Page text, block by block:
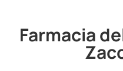
Farmacia